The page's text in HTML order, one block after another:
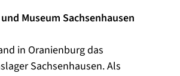
Museum Sachsenhausen
in Oranienburg das
Sachsenhausen. Als